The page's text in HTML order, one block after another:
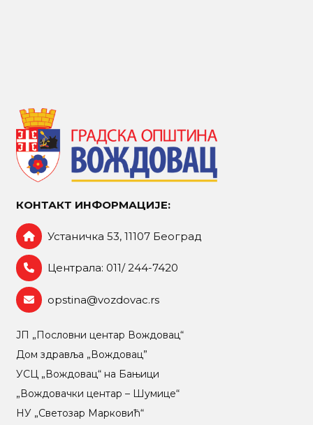
КОНТАКТ ИНФОРМАЦИЈЕ:
Устаничка 53, 11107 Београд
Централа: 011/ 244-7420
opstina@vozdovac.rs
ЈП „Пословни центар Вождовац“
Дом здравља „Вождовац”
УСЦ „Вождовац“ на Бањици
„Вождовачки центар – Шумице“
НУ „Светозар Марковић“